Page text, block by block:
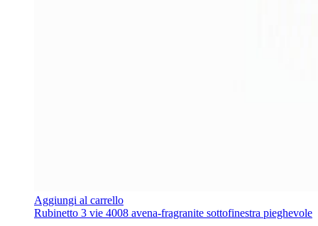
Aggiungi al carrello
Rubinetto 3 vie 4008 avena-fragranite sottofinestra pieghevole